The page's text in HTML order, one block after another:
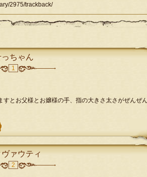
2975/trackback/
ちゃん
1
とお父様とお嬢様の手、指の大きさ太さがぜんぜ
ァウティ
2